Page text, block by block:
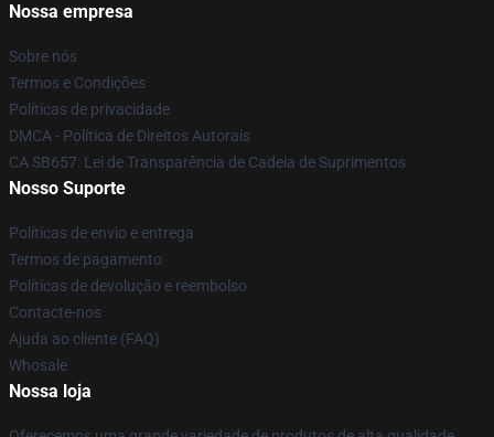
Nossa empresa
Sobre nós
Termos e Condições
Políticas de privacidade
DMCA - Política de Direitos Autorais
CA SB657: Lei de Transparência de Cadeia de Suprimentos
Nosso Suporte
Políticas de envio e entrega
Termos de pagamento
Políticas de devolução e reembolso
Contacte-nos
Ajuda ao cliente (FAQ)
Whosale
Nossa loja